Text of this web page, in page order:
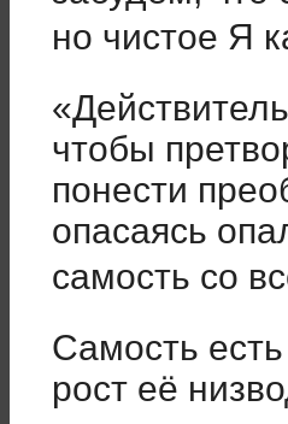
но чистое Я
чтобы
понести
опасаясь
самость со
Самость
рост её